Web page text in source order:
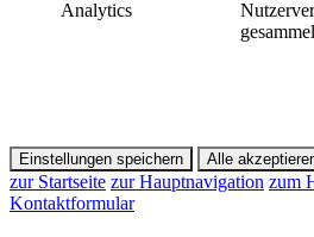
Analytics
Einstellungen speichern Alle
zur Startseite zur Hauptnavigation zum
Kontaktformular